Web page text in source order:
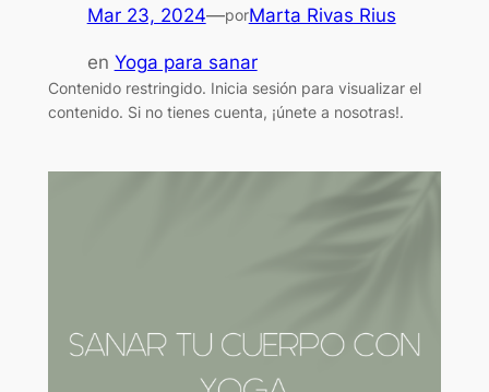
Mar 23, 2024—porMarta Rivas Rius
en Yoga para sanar
Contenido restringido. Inicia sesión para visualizar el
contenido. Si no tienes cuenta, ¡únete a nosotras!.